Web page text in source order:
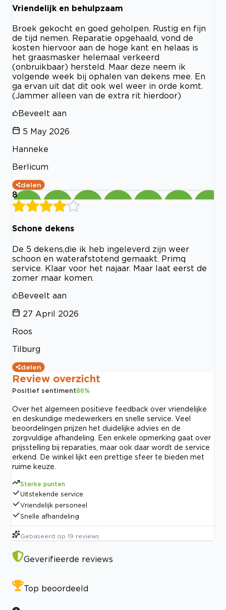
Vriendelijk en behulpzaam
Broek gekocht en goed geholpen. Rustig en fijn
de tijd nemen. Reparatie opgehaald, vond de
kosten hiervoor aan de hoge kant en helaas is
het graasmasker helemaal verkeerd
(onbruikbaar) hersteld. Maar deze neem ik
volgende week bij ophalen van dekens mee. En
ga ervan uit dat dit ook wel weer in orde komt.
(Jammer alleen van de extra rit hierdoor)
Beveelt aan
5 May 2026
Hanneke
Berlicum
delen
8
Schone dekens
De 5 dekens,die ik heb ingeleverd zijn weer
schoon en waterafstotend gemaakt. Primq
service. Klaar voor het najaar. Maar laat eerst de
zomer maar komen.
Beveelt aan
27 April 2026
Roos
Tilburg
delen
Review overzicht
Positief sentiment86%
Over het algemeen positieve feedback over vriendelijke
en deskundige medewerkers en snelle service. Veel
beoordelingen prijzen het duidelijke advies en de
zorgvuldige afhandeling. Een enkele opmerking gaat over
prijsstelling bij reparaties, maar ook daar wordt de service
erkend. De winkel lijkt een prettige sfeer te bieden met
ruime keuze.
Sterke punten
Uitstekende service
Vriendelijk personeel
Snelle afhandeling
Gebaseerd op 19 reviews
Geverifieerde reviews
Top beoordeeld